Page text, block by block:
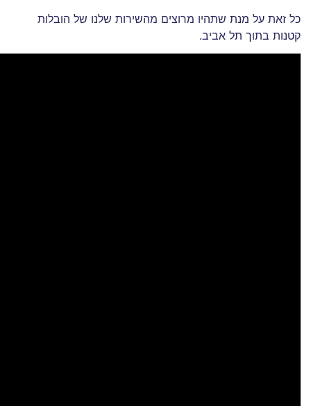
כל זאת על מנת שתהיו מרוצים מהשירות שלנו של הובלות
קטנות בתוך תל אביב.